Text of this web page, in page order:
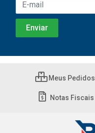
Meus Pedidos
Notas Fiscais